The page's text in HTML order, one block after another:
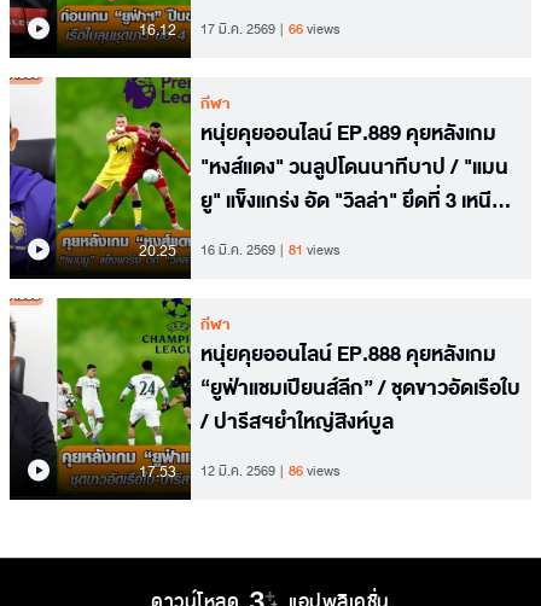
16.12 17 มี.ค. 2569 66views
20.25
กีฬา
หนุ่ยคุยออนไลน์ EP.889 คุยหลังเกม
"หงส์แดง" วนลูปโดนนาทีบาป / "แมน
ยู" แข็งแกร่ง อัด "วิลล่า" ยึดที่ 3 เหนียว
แน่น
16 มี.ค. 2569 81 views
17.53
กีฬา
หนุ่ยคุยออนไลน์ EP.888 คุยหลังเกม
“ยูฟ่าแชมเปียนส์ลีก” / ชุดขาวอัดเรือใบ
/ ปารีสฯยำใหญ่สิงห์บูล
12 มี.ค. 2569 86views